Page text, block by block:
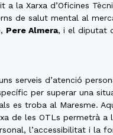
a la Xarxa d’Oficines
de salut mental al
Pere Almera, i el diputat
serveis d’atenció
per superar una
es troba al Maresme.
de les OTLs permetrà
l’accessibilitat i la